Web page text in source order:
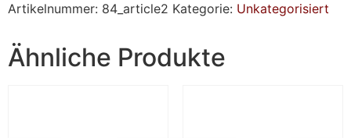
Artikelnummer: 84_article2 Kategorie: Unkategorisiert
Ähnliche Produkte